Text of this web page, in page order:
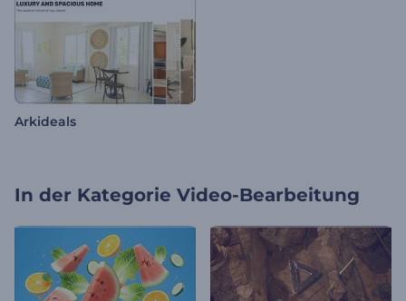
Arkideals
In der Kategorie Video-Bearbeitung